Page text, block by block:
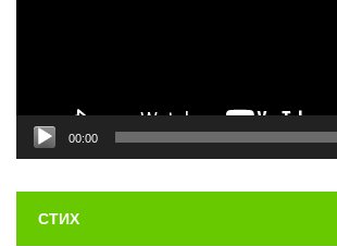
00:00
СТИХ